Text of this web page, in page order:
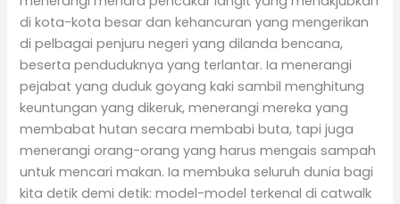
di kota-kota besar dan kehancuran yang mengerikan
di pelbagai penjuru negeri yang dilanda bencana,
beserta penduduknya yang terlantar. Ia menerangi
pejabat yang duduk goyang kaki sambil menghitung
keuntungan yang dikeruk, menerangi mereka yang
membabat hutan secara membabi buta, tapi juga
menerangi orang-orang yang harus mengais sampah
untuk mencari makan. Ia membuka seluruh dunia bagi
kita detik demi detik: model-model terkenal di catwalk